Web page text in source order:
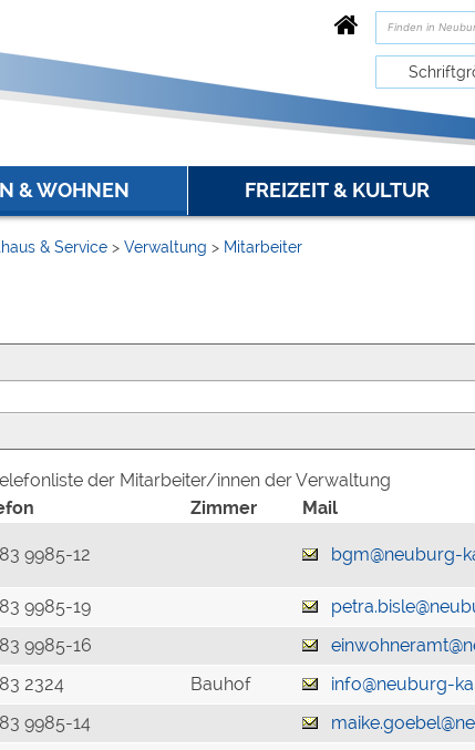
& WOHNEN FREIZEIT & KULTUR
& Service > Verwaltung > Mitarbeiter
der Mitarbeiter/innen der Verwaltung
Zimmer
Mail
9985-12 bgm@neuburg-
9985-19
9985-16
2324 Bauhof
info@neuburg-
9985-14